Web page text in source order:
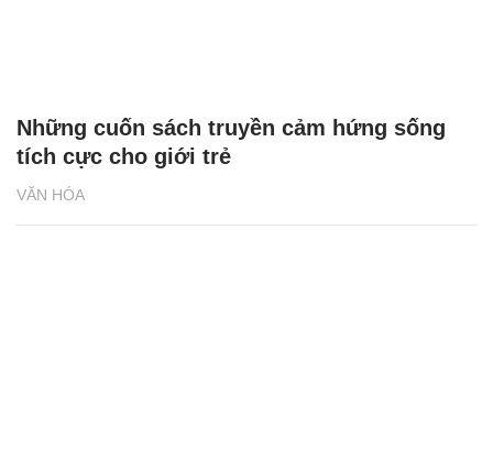
VĂN HÓA
Những cuốn sách truyền cảm hứng sống
tích cực cho giới trẻ